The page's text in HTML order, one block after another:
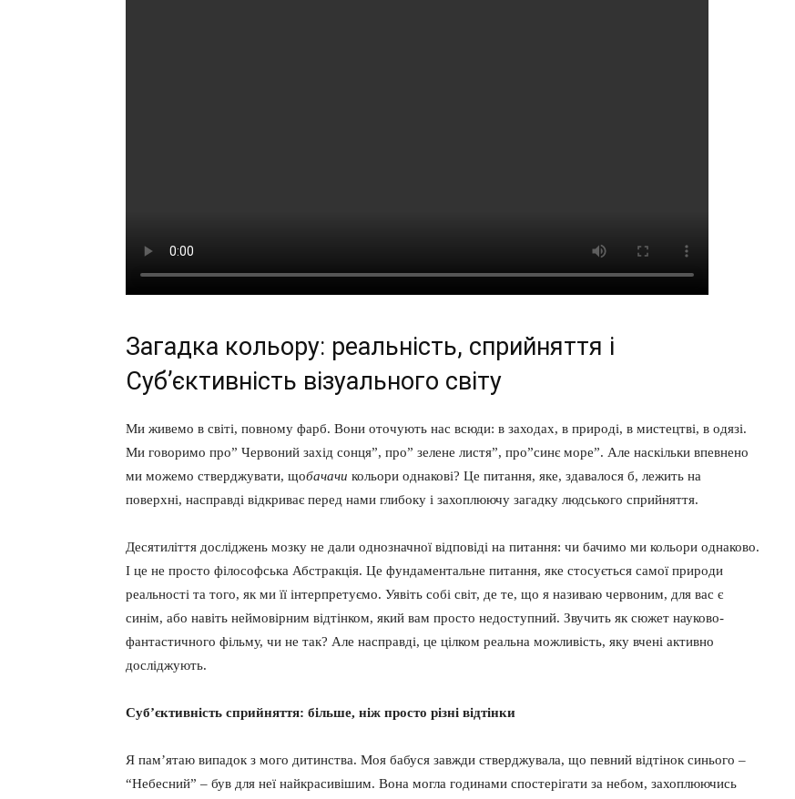
Загадка кольору: реальність, сприйняття і
Суб’єктивність візуального світу
Ми живемо в світі, повному фарб. Вони оточують нас всюди: в заходах, в природі, в мистецтві, в одязі.
Ми говоримо про” Червоний захід сонця”, про” зелене листя”, про”синє море”. Але наскільки впевнено
ми можемо стверджувати, щобачачи кольори однакові? Це питання, яке, здавалося б, лежить на
поверхні, насправді відкриває перед нами глибоку і захоплюючу загадку людського сприйняття.
Десятиліття досліджень мозку не дали однозначної відповіді на питання: чи бачимо ми кольори однаково.
І це не просто філософська Абстракція. Це фундаментальне питання, яке стосується самої природи
реальності та того, як ми її інтерпретуємо. Уявіть собі світ, де те, що я називаю червоним, для вас є
синім, або навіть неймовірним відтінком, який вам просто недоступний. Звучить як сюжет науково-
фантастичного фільму, чи не так? Але насправді, це цілком реальна можливість, яку вчені активно
досліджують.
Суб’єктивність сприйняття: більше, ніж просто різні відтінки
Я пам’ятаю випадок з мого дитинства. Моя бабуся завжди стверджувала, що певний відтінок синього –
“Небесний” – був для неї найкрасивішим. Вона могла годинами спостерігати за небом, захоплюючись